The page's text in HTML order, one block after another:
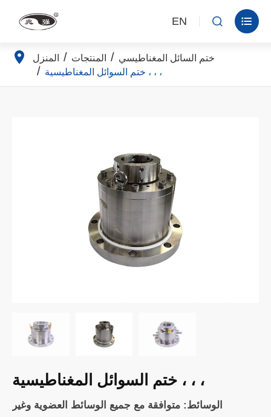
EN  
المنزل المنتجات
ختم السائل المغناطيسي
ختم السوائل المغناطيسية ، ، ،
ختم السوائل المغناطيسية ، ، ،
الوسائط: متوافقة مع جميع الوسائط العضوية وغير